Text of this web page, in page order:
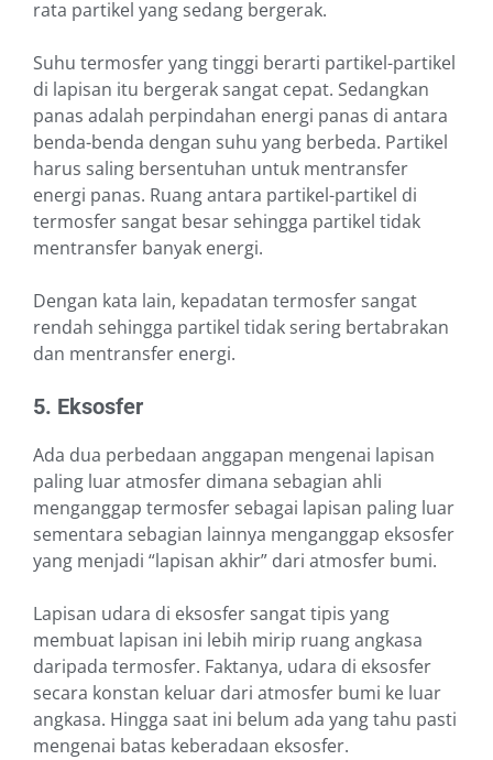
rata partikel yang sedang bergerak.
Suhu termosfer yang tinggi berarti partikel-partikel
di lapisan itu bergerak sangat cepat. Sedangkan
panas adalah perpindahan energi panas di antara
benda-benda dengan suhu yang berbeda. Partikel
harus saling bersentuhan untuk mentransfer
energi panas. Ruang antara partikel-partikel di
termosfer sangat besar sehingga partikel tidak
mentransfer banyak energi.
Dengan kata lain, kepadatan termosfer sangat
rendah sehingga partikel tidak sering bertabrakan
dan mentransfer energi.
5. Eksosfer
Ada dua perbedaan anggapan mengenai lapisan
paling luar atmosfer dimana sebagian ahli
menganggap termosfer sebagai lapisan paling luar
sementara sebagian lainnya menganggap eksosfer
yang menjadi “lapisan akhir” dari atmosfer bumi.
Lapisan udara di eksosfer sangat tipis yang
membuat lapisan ini lebih mirip ruang angkasa
daripada termosfer. Faktanya, udara di eksosfer
secara konstan keluar dari atmosfer bumi ke luar
angkasa. Hingga saat ini belum ada yang tahu pasti
mengenai batas keberadaan eksosfer.